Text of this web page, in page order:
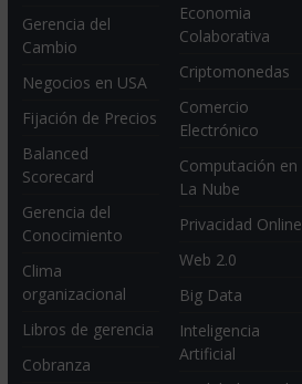
Gerencia del
Cambio
Negocios en USA
Fijación de Precios
Balanced
Scorecard
Gerencia del
Conocimiento
Clima
organizacional
Libros de gerencia
Cobranza
Economia
Colaborativa
Criptomonedas
Comercio
Electrónico
Computación en
La Nube
Privacidad Online
Web 2.0
Big Data
Inteligencia
Artificial